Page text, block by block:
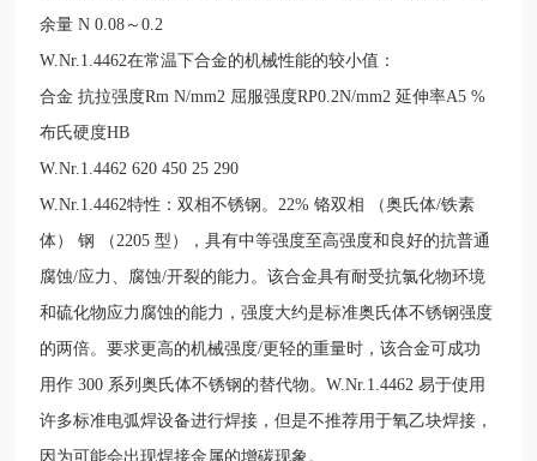
余量 N 0.08～0.2
W.Nr.1.4462在常温下合金的机械性能的较小值：
合金 抗拉强度Rm N/mm2 屈服强度RP0.2N/mm2 延伸率A5 %
布氏硬度HB
W.Nr.1.4462 620 450 25 290
W.Nr.1.4462特性：双相不锈钢。22% 铬双相 （奥氏体/铁素
体） 钢 （2205 型），具有中等强度至高强度和良好的抗普通
腐蚀/应力、腐蚀/开裂的能力。该合金具有耐受抗氯化物环境
和硫化物应力腐蚀的能力，强度大约是标准奥氏体不锈钢强度
的两倍。要求更高的机械强度/更轻的重量时，该合金可成功
用作 300 系列奥氏体不锈钢的替代物。W.Nr.1.4462 易于使用
许多标准电弧焊设备进行焊接，但是不推荐用于氧乙块焊接，
因为可能会出现焊接金属的增碳现象。